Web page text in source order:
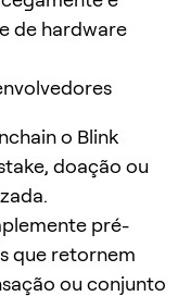
de hardware
o Blink
doação ou
pré-
que retornem
ou conjunto